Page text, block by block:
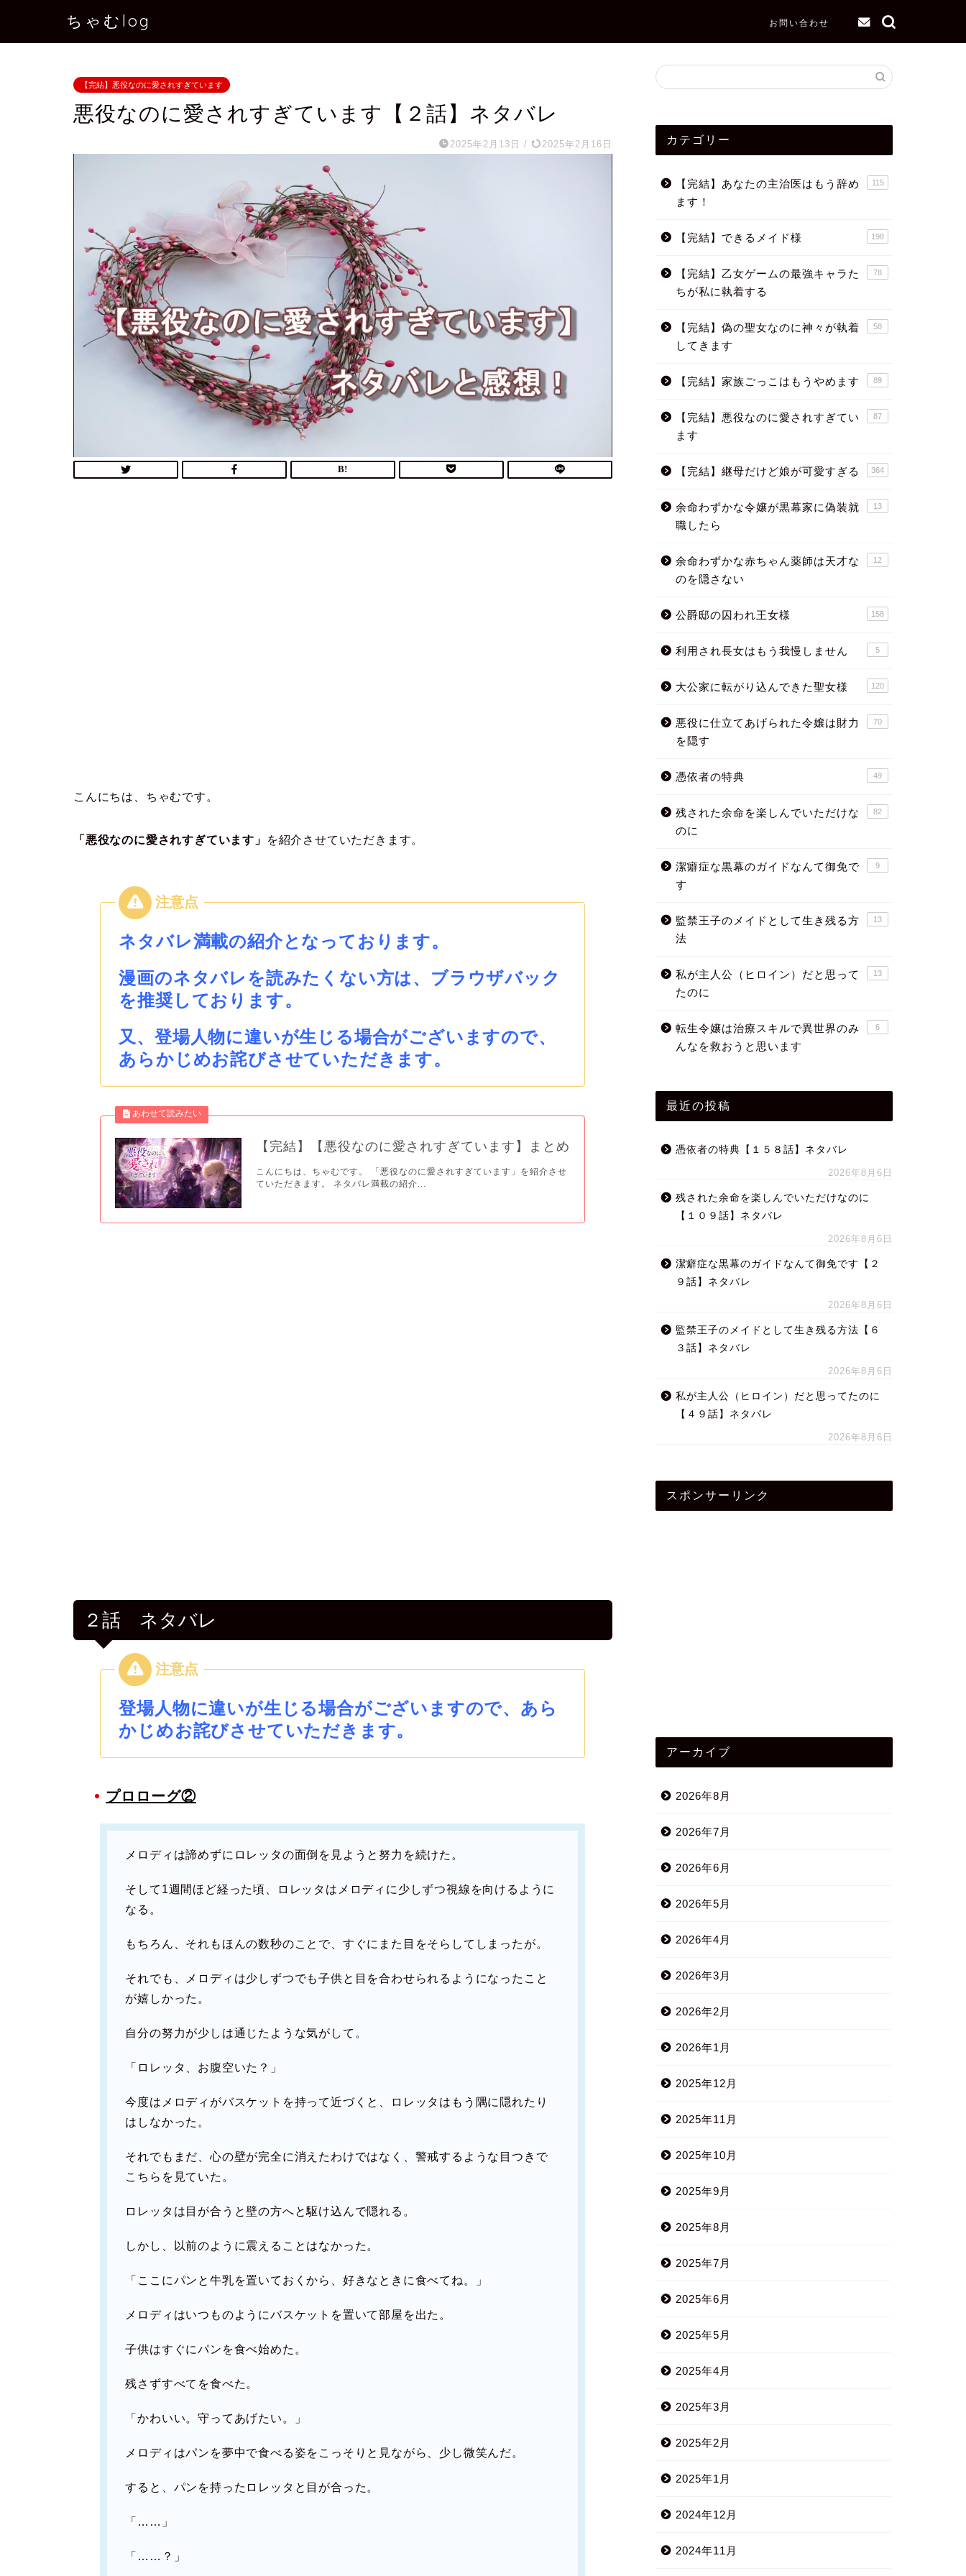
ちゃむlog お問い合わせ
【完結】悪役なのに愛されすぎています
悪役なのに愛されすぎています【２話】ネタバレ
2025年2月13日 / 2025年2月16日
こんにちは、ちゃむです。
「悪役なのに愛されすぎています」 を紹介させていただきます。
ネタバレ満載の紹介となっております。
漫画のネタバレを読みたくない方は、ブラウザバック
を推奨しております。
又、登場人物に違いが生じる場合がございますので、
あらかじめお詫びさせていただきます。
【完結】【悪役なのに愛されすぎています】まとめ
こんにちは、ちゃむです。 「悪役なのに愛されすぎています」を紹介させ
ていただきます。 ネタバレ満載の紹介...
２話 ネタバレ
登場人物に違いが生じる場合がございますので、あら
かじめお詫びさせていただきます。
プロローグ②
メロディは諦めずにロレッタの面倒を見ようと努力を続けた。
そして1週間ほど経った頃、ロレッタはメロディに少しずつ視線を向けるように
なる。
もちろん、それもほんの数秒のことで、すぐにまた目をそらしてしまったが。
それでも、メロディは少しずつでも子供と目を合わせられるようになったこと
が嬉しかった。
自分の努力が少しは通じたような気がして。
「ロレッタ、お腹空いた？」
今度はメロディがバスケットを持って近づくと、ロレッタはもう隅に隠れたり
はしなかった。
それでもまだ、心の壁が完全に消えたわけではなく、警戒するような目つきで
こちらを見ていた。
ロレッタは目が合うと壁の方へと駆け込んで隠れる。
しかし、以前のように震えることはなかった。
「ここにパンと牛乳を置いておくから、好きなときに食べてね。」
メロディはいつものようにバスケットを置いて部屋を出た。
子供はすぐにパンを食べ始めた。
残さずすべてを食べた。
「かわいい。守ってあげたい。」
メロディはパンを夢中で食べる姿をこっそりと見ながら、少し微笑んだ。
すると、パンを持ったロレッタと目が合った。
「……」
「……？」
カテゴリー
【完結】あなたの主治医はもう辞め
ます！
115
【完結】できるメイド様 198
【完結】乙女ゲームの最強キャラた
ちが私に執着する
78
【完結】偽の聖女なのに神々が執着
してきます
58
【完結】家族ごっこはもうやめます 89
【完結】悪役なのに愛されすぎてい
ます
87
【完結】継母だけど娘が可愛すぎる 364
余命わずかな令嬢が黒幕家に偽装就
職したら
13
余命わずかな赤ちゃん薬師は天才な
のを隠さない
12
公爵邸の囚われ王女様 158
利用され長女はもう我慢しません 5
大公家に転がり込んできた聖女様 120
悪役に仕立てあげられた令嬢は財力
を隠す
70
憑依者の特典 49
残された余命を楽しんでいただけな
のに
82
潔癖症な黒幕のガイドなんて御免で
す
9
監禁王子のメイドとして生き残る方
法
13
私が主人公（ヒロイン）だと思って
たのに
13
転生令嬢は治療スキルで異世界のみ
んなを救おうと思います
6
最近の投稿
憑依者の特典【１５８話】ネタバレ
2026年8月6日
残された余命を楽しんでいただけなのに
【１０９話】ネタバレ
2026年8月6日
潔癖症な黒幕のガイドなんて御免です【２
９話】ネタバレ
2026年8月6日
監禁王子のメイドとして生き残る方法【６
３話】ネタバレ
2026年8月6日
私が主人公（ヒロイン）だと思ってたのに
【４９話】ネタバレ
2026年8月6日
スポンサーリンク
アーカイブ
2026年8月
2026年7月
2026年6月
2026年5月
2026年4月
2026年3月
2026年2月
2026年1月
2025年12月
2025年11月
2025年10月
2025年9月
2025年8月
2025年7月
2025年6月
2025年5月
2025年4月
2025年3月
2025年2月
2025年1月
2024年12月
2024年11月